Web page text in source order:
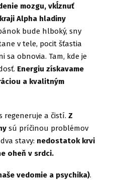
mozgu, vkĺznuť
Alpha hladiny
bude hlboký, sny
v tele, pocit šťastia
sa obnovia. Tam, kde je
Energiu získavame
a kvalitným
regeneruje a čistí. Z
sú príčinou problémov
stavy: nedostatok krvi
oheň v srdci.
vedomie a psychika).